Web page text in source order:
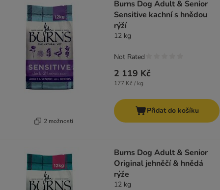
2 možností
Burns Dog Adult & Senior
Sensitive kachní s hnědou
rýží
12 kg
2 119 Kč
177 Kč / kg
Not Rated
Přidat do košíku
Burns Dog Adult & Senior
Original jehněčí & hnědá
rýže
12 kg